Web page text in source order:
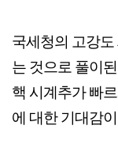
국세청의 고강
는 것으로 풀이
핵 시계추가 빠
에 대한 기대감